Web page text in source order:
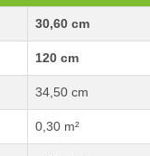
30,60 cm
120 cm
34,50 cm
0,30 m²